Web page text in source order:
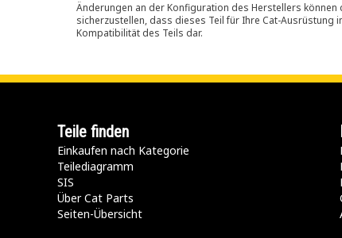
Änderungen an der Konfiguration des Herstellers können
sicherzustellen, dass dieses Teil für Ihre Cat-
Kompatibilität des Teils dar.
Teile finden
Einkaufen nach Kategorie
Teilediagramm
SIS
Über Cat Parts
Seiten-Übersicht